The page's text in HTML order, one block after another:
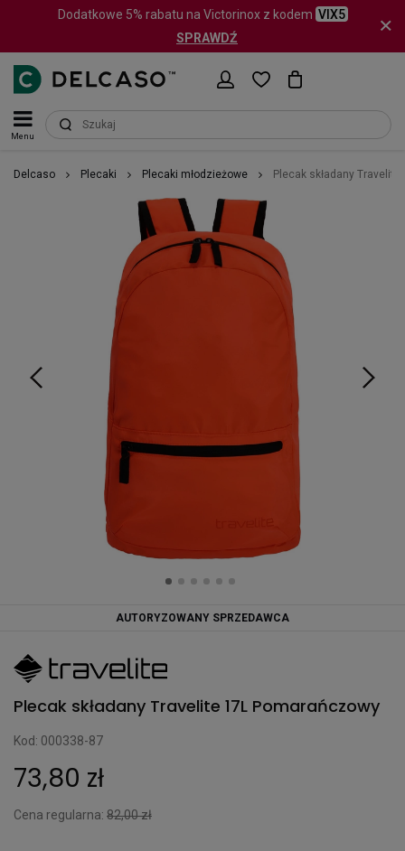
Dodatkowe 5% rabatu na Victorinox z kodem VIX5
SPRAWDŹ
Menu
Delcaso Plecaki Plecaki młodzieżowe Plecak składany
AUTORYZOWANY SPRZEDAWCA
Plecak składany Travelite 17L Pomarańczowy
Kod: 000338-87
73,80 zł
Cena regularna: 82,00 zł